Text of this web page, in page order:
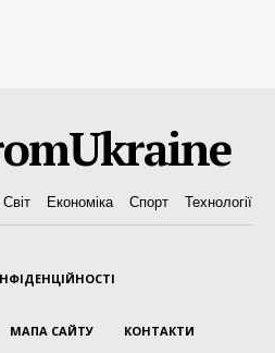
Світ Економіка Спорт Технології
МАПА САЙТУ КОНТАКТИ